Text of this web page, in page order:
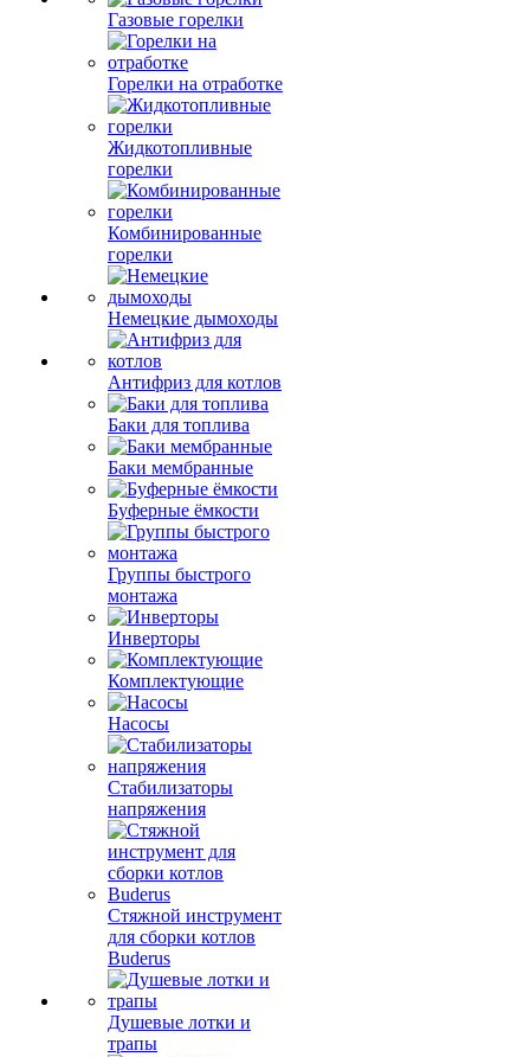
Газовые горелки
Горелки на отработке
Жидкотопливные
горелки
Комбинированные
горелки
Немецкие дымоходы
Антифриз для котлов
Баки для топлива
Баки мембранные
Буферные ёмкости
Группы быстрого
монтажа
Инверторы
Комплектующие
Насосы
Стабилизаторы
напряжения
Стяжной инструмент
для сборки котлов
Buderus
Душевые лотки и
трапы